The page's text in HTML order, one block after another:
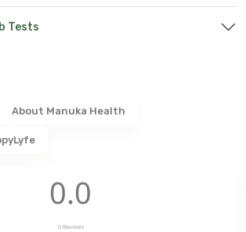
Tests
About Manuka Health
0.0
0 Reviews